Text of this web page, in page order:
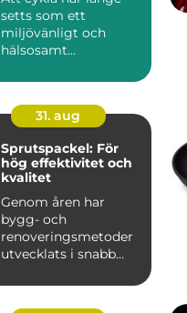
setts som ett
miljövänligt och
hälsosamt
31. aug
Sprutspackel: För
hög effektivitet och
kvalitet
Genom åren har
bygg- och
renoveringsmetoder
utvecklats i snabb
teknologie...